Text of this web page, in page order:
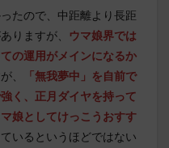
たので、中距離より長距
りますが、
ウマ娘界では
の運用がメインになるか
、
「無我夢中」を自前で
く、正月ダイヤを持って
娘としてけっこうおすす
いるというほどではない